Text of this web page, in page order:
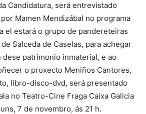
Candidatura, será entrevistado
Mamen Mendizábal no programa
el estará o grupo de pandereteiras
Salceda de Caselas, para achegar
dese patrimonio inmaterial, e ao
o proxecto Meniños Cantores,
libro-disco-dvd, será presentado
no Teatro-Cine Fraga Caixa Galicia
7 de novembro, ás 21 h.